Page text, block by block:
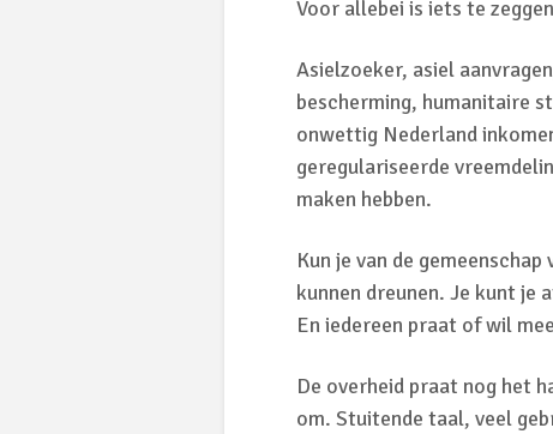
Voor allebei is iets te
Asielzoeker, asiel
bescherming, humanitaire
onwettig Nederland
geregulariseerde
maken hebben.
Kun je van de
kunnen dreunen. Je kunt
En iedereen praat of wil
De overheid praat nog het
om. Stuitende taal, veel